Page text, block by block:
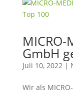
GmbH
Juli 10, 2022|
Wir als